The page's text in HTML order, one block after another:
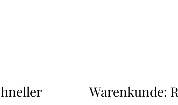
Warenkunde: